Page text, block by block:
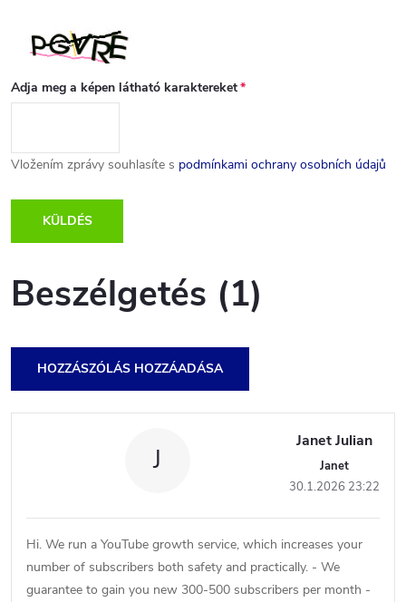
Adja meg a képen látható karaktereket
Vložením zprávy souhlasíte s podmínkami ochrany osobních údajů
KÜLDÉS
Beszélgetés (1)
HOZZÁSZÓLÁS HOZZÁADÁSA
B
J
Janet Julian
Janet
30.1.2026 23:22
Hi. We run a YouTube growth service, which increases your
number of subscribers both safety and practically. - We
guarantee to gain you new 300-500 subscribers per month -